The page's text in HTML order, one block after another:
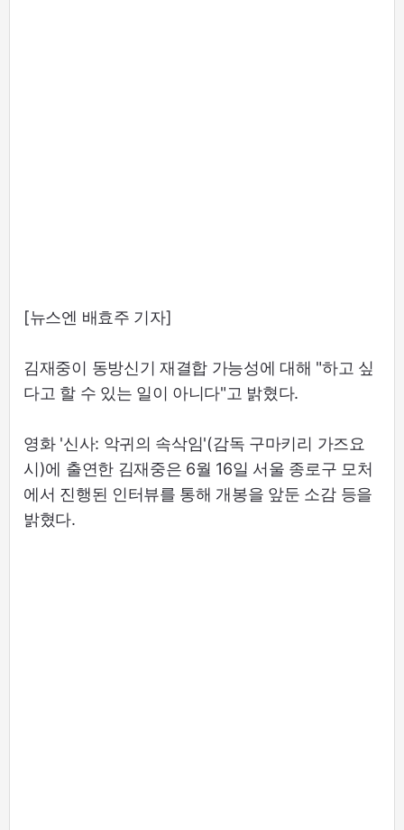
[뉴스엔 배효주 기자]
김재중이 동방신기 재결합 가능성에 대해 "하고 싶
다고 할 수 있는 일이 아니다"고 밝혔다.
영화 '신사: 악귀의 속삭임'(감독 구마키리 가즈요
시)에 출연한 김재중은 6월 16일 서울 종로구 모처
에서 진행된 인터뷰를 통해 개봉을 앞둔 소감 등을
밝혔다.